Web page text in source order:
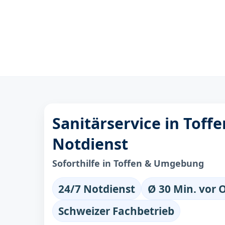
Sanitärservice in
Notdienst
Soforthilfe in Toffen & Umgebung
24/7 Notdienst
Ø 30 Min. vor
Schweizer Fachbetrieb